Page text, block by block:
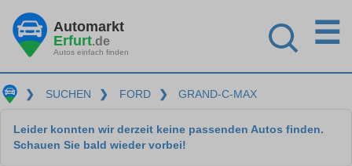
Automarkt
Erfurt.de
Autos einfach finden
☰
❯ SUCHEN ❯ FORD ❯ GRAND-C-MAX
Leider konnten wir derzeit keine passenden Autos finden.
Schauen Sie bald wieder vorbei!